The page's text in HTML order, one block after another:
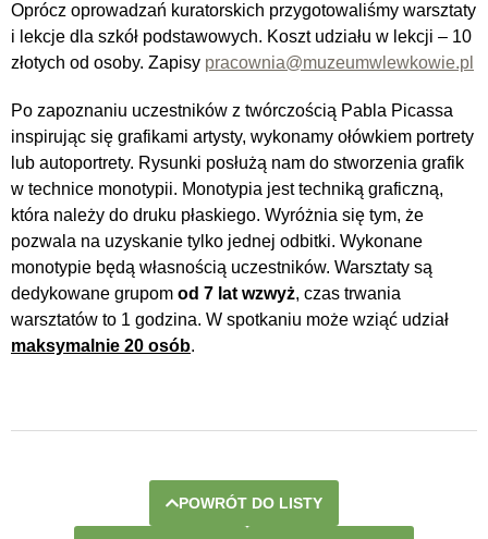
Oprócz oprowadzań kuratorskich przygotowaliśmy warsztaty
i lekcje dla szkół podstawowych. Koszt udziału w lekcji – 10
złotych od osoby. Zapisy pracownia@muzeumwlewkowie.pl
Po zapoznaniu uczestników z twórczością Pabla Picassa
inspirując się grafikami artysty, wykonamy ołówkiem portrety
lub autoportrety. Rysunki posłużą nam do stworzenia grafik
w technice monotypii. Monotypia jest techniką graficzną,
która należy do druku płaskiego. Wyróżnia się tym, że
pozwala na uzyskanie tylko jednej odbitki. Wykonane
monotypie będą własnością uczestników. Warsztaty są
dedykowane grupom od 7 lat wzwyż, czas trwania
warsztatów to 1 godzina. W spotkaniu może wziąć udział
maksymalnie 20 osób.
POWRÓT DO LISTY